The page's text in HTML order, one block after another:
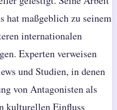
hat maßgeblich zu seinem
internationalen
Experten verweisen
und Studien, in denen
von Antagonisten als
kulturellen Einfluss